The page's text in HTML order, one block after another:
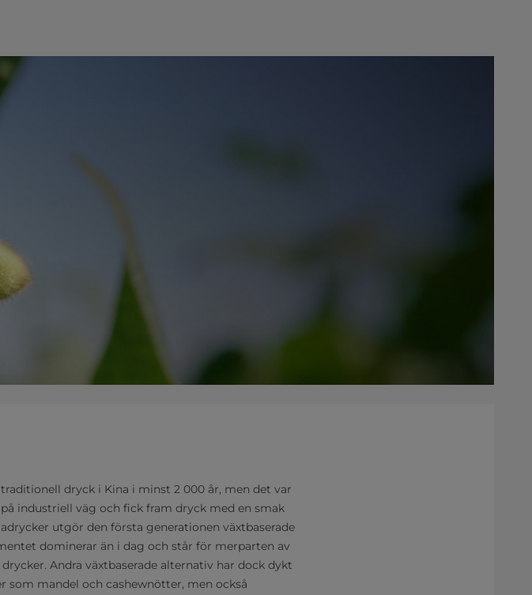
dryck i Kina i minst 2 000 år, men det var
industriell väg och fick fram dryck med en smak
utgör den första generationen växtbaserade
dominerar än i dag och står för merparten av
Andra växtbaserade alternativ har dock dykt
som mandel och cashewnötter, men också